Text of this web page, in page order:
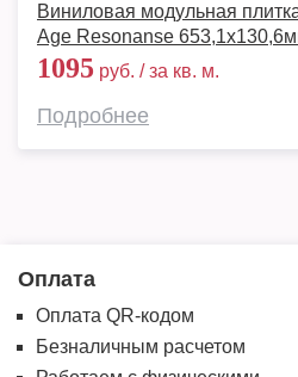
Виниловая модульная
Age Resonanse
1095 руб. / за кв. м.
Подробнее
Оплата
Оплата QR-кодом
Безналичным расчетом